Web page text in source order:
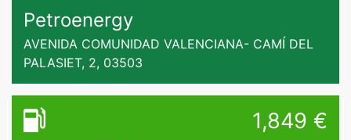
Petroenergy
AVENIDA COMUNIDAD VALENCIANA- CAMÍ DEL
PALASIET, 2, 03503
1,849 €